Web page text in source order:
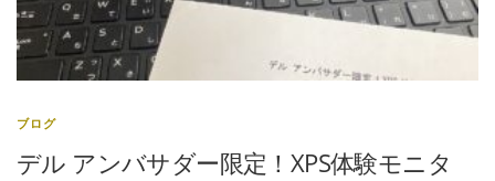
ブログ
デル アンバサダー限定！XPS体験モニタ